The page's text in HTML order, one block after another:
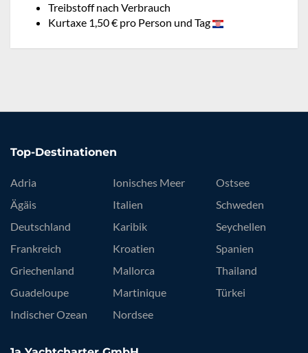
Treibstoff nach Verbrauch
Kurtaxe 1,50 € pro Person und Tag
Top-Destinationen
Adria
Ägäis
Deutschland
Frankreich
Griechenland
Guadeloupe
Indischer Ozean
Ionisches Meer
Italien
Karibik
Kroatien
Mallorca
Martinique
Nordsee
Ostsee
Schweden
Seychellen
Spanien
Thailand
Türkei